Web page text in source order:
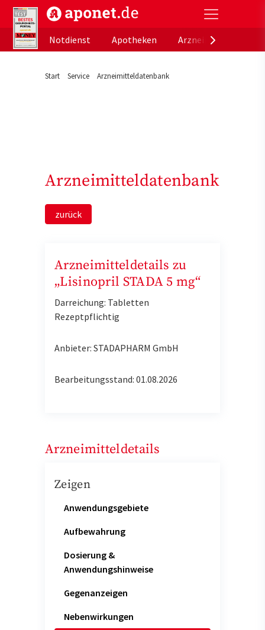
aponet.de - Das offizielle Gesundheitsportal der
Notdienst
Apotheken
Start Service Arzneimitteldatenbank
Arzneimitteldatenbank
zurück
Arzneimitteldetails zu
„Lisinopril STADA 5 mg“
Darreichung: Tabletten
Rezeptpflichtig
Anbieter: STADAPHARM GmbH
Bearbeitungsstand: 01.08.2026
Arzneimitteldetails
Zeigen
Anwendungsgebiete
Aufbewahrung
Dosierung &
Anwendungshinweise
Gegenanzeigen
Nebenwirkungen